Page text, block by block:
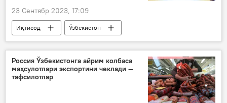
23 Сентябр 2023, 17:09
Иқтисод
Ўзбекистон
Сингапур
ҳамкорлик
Қишлоқ хўжалиги
Россия Ўзбекистонга айрим колбаса
маҳсулотлари экспортини чеклади —
тафсилотлар